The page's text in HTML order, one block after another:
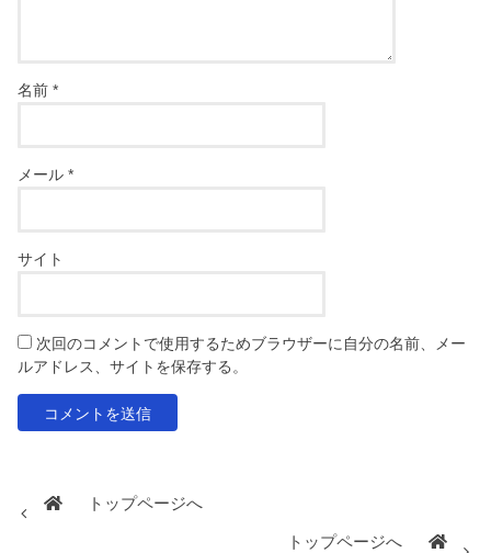
名前*
メール*
サイト
次回のコメントで使用するためブラウザーに自分の名前、メー
ルアドレス、サイトを保存する。
トップページへ
トップページへ